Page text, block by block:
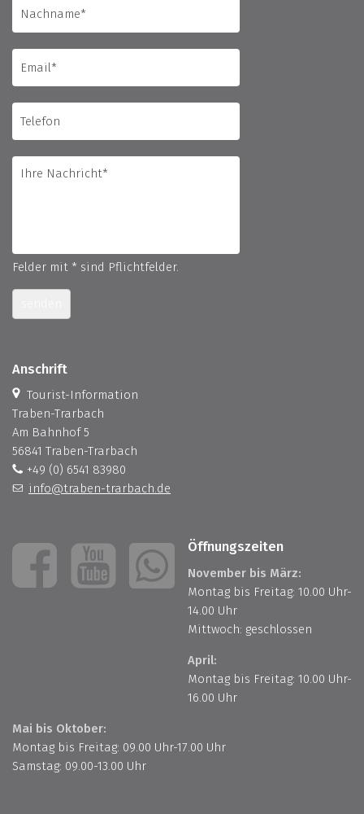
Felder mit * sind Pflichtfelder.
Anschrift
Tourist-Information
Traben-Trarbach
Am Bahnhof 5
56841 Traben-Trarbach
+49 (0) 6541 83980
info@traben-trarbach.de
Öffnungszeiten
November bis März:
Montag bis Freitag: 10.00 Uhr-
14.00 Uhr
Mittwoch: geschlossen
April:
Montag bis Freitag: 10.00 Uhr-
16.00 Uhr
Mai bis Oktober:
Montag bis Freitag: 09.00 Uhr-17.00 Uhr
Samstag: 09.00-13.00 Uhr